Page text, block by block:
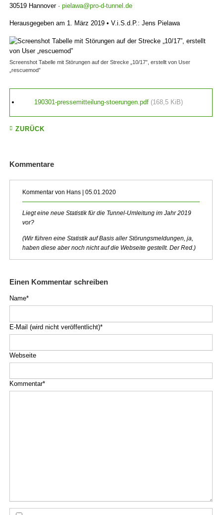
30519 Hannover · pielawa@pro-d-tunnel.de
Herausgegeben am 1. März 2019 • V.i.S.d.P.: Jens Pielawa
Screenshot Tabelle mit Störungen auf der Strecke „10/17”, erstellt von User
„rescuemod”
190301-pressemitteilung-stoerungen.pdf (168,5 KiB)
ZURÜCK
Kommentare
Kommentar von Hans |05.01.2020
Liegt eine neue Statistik für die Tunnel-Umleitung im Jahr 2019
vor?
(Wir führen eine Statistik auf Basis aller Störungsmeldungen, ja,
haben diese aber noch nicht auf die Webseite gestellt. Der Red.)
Einen Kommentar schreiben
Pflichtfeld
Name*
Pflichtfeld
E-Mail (wird nicht veröffentlicht)*
Webseite
Pflichtfeld
Kommentar*